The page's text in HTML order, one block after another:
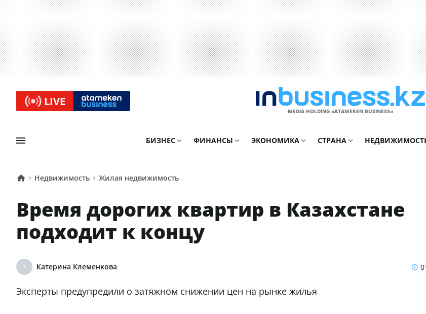
LIVE
MEDIA HOLDING «ATAMEKЕN BUSINESS»
БИЗНЕС ФИНАНСЫ ЭКОНОМИКА СТРАНА
Недвижимость Жилая недвижимость
Время дорогих квартир в Казахстане
подходит к концу
Катерина Клеменкова
Эксперты предупредили о затяжном снижении цен на рынке жилья